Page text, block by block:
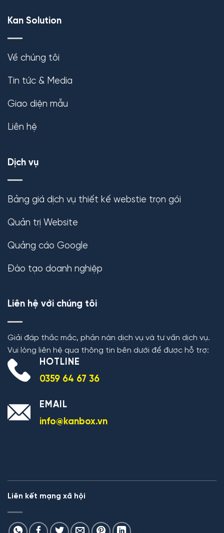
Kan Solution
Về chúng tôi
Tin tức & Media
Giao diện mẫu
Liên hệ
Dịch vụ
Bảng giá dịch vụ thiết kế webstie trọn gói
Quản trị Website
Quảng cáo Google
Đào tạo doanh nghiệp
Liên hệ với chúng tôi
Giải đáp thắc mắc, phản nàn dịch vụ và tư vấn dịch vụ.
Vui lòng liên hệ qua thông tin bên dưới để được hỗ trợ:
HOTLINE
0359 64 67 36
EMAIL
info@kanbox.vn
Liên kết mạng xã hội